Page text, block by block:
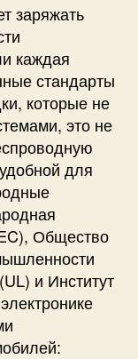
заряжать
каждая
стандарты
которые не
это не
для
Общество
и Институт